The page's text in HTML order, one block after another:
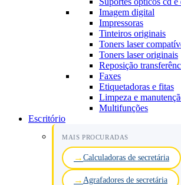
Imagem digital
Impressoras
Tinteiros originais
Toners laser
Toners laser originais
Reposição
Faxes
Etiquetadoras e fitas
Limpeza e
Multifunções
Escritório
MAIS PROCURADAS
Calculadoras de secretária
Agrafadores de secretária